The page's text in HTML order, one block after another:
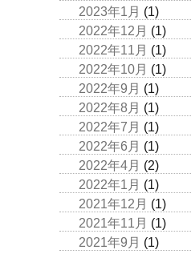
2023年1月 (1)
2022年12月 (1)
2022年11月 (1)
2022年10月 (1)
2022年9月 (1)
2022年8月 (1)
2022年7月 (1)
2022年6月 (1)
2022年4月 (2)
2022年1月 (1)
2021年12月 (1)
2021年11月 (1)
2021年9月 (1)